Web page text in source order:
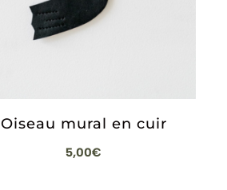
Oiseau mural en cuir
5,00€